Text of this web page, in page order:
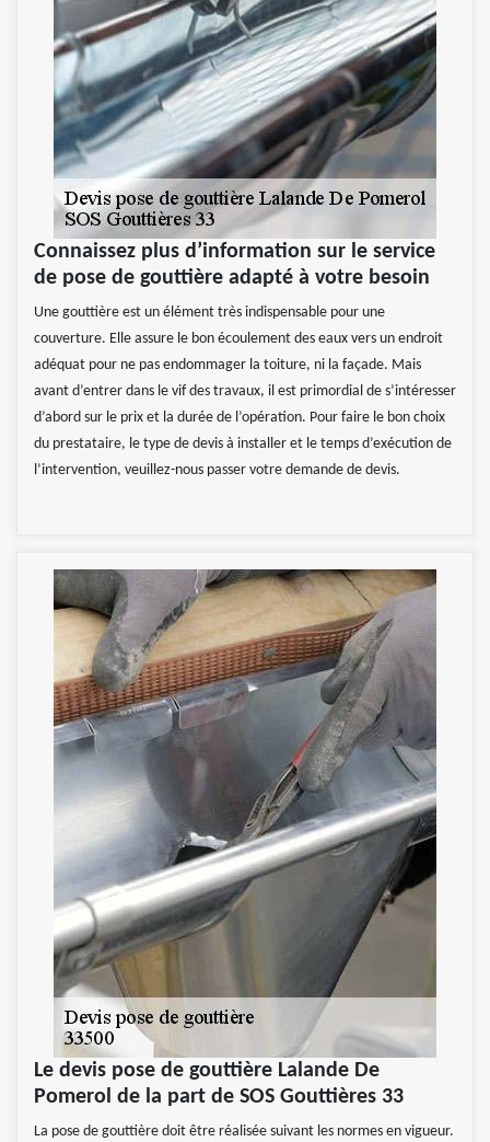
Connaissez plus d’information sur le service
de pose de gouttière adapté à votre besoin
Une gouttière est un élément très indispensable pour une
couverture. Elle assure le bon écoulement des eaux vers un endroit
adéquat pour ne pas endommager la toiture, ni la façade. Mais
avant d’entrer dans le vif des travaux, il est primordial de s’intéresser
d’abord sur le prix et la durée de l’opération. Pour faire le bon choix
du prestataire, le type de devis à installer et le temps d’exécution de
l’intervention, veuillez-nous passer votre demande de devis.
Le devis pose de gouttière Lalande De
Pomerol de la part de SOS Gouttières 33
La pose de gouttière doit être réalisée suivant les normes en vigueur.